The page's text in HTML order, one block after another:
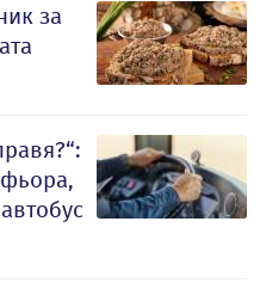
за